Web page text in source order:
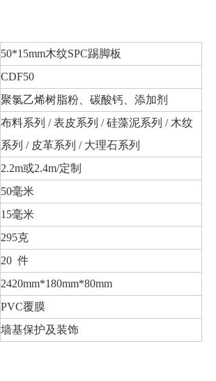
50*15mm木纹SPC踢脚板
CDF50
聚氯乙烯树脂粉、碳酸钙、添加剂
布料系列 / 表皮系列 / 硅藻泥系列 / 木纹
系列 / 皮革系列 / 大理石系列
2.2m或2.4m/定制
50毫米
15毫米
295克
20 件
2420mm*180mm*80mm
PVC覆膜
墙基保护及装饰